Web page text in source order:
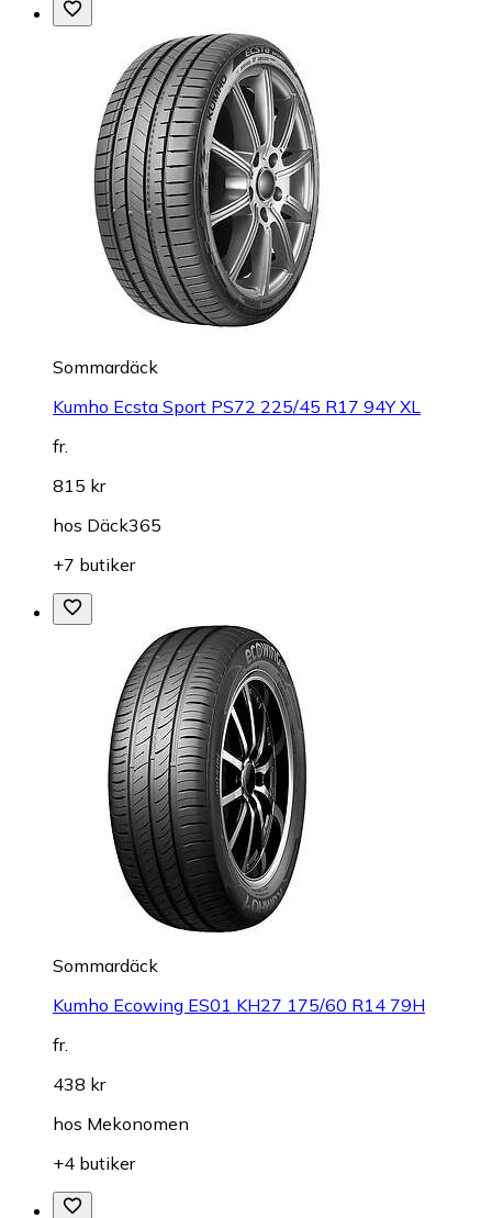
Sommardäck
Kumho Ecsta Sport PS72 225/45 R17 94Y XL
fr.
815 kr
hos Däck365
+7 butiker
Sommardäck
Kumho Ecowing ES01 KH27 175/60 R14 79H
fr.
438 kr
hos Mekonomen
+4 butiker